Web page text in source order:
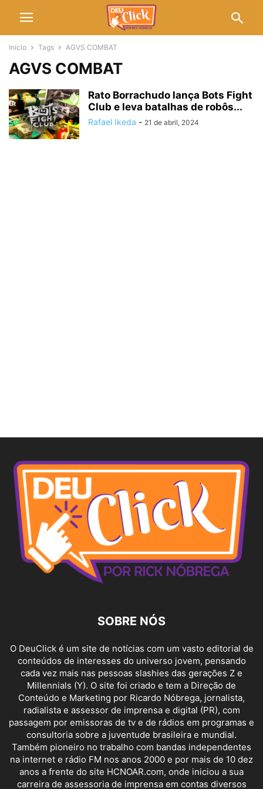
Início Tags AGVS COMBAT
AGVS COMBAT
Rato Borrachudo lança Bots Fight
Club e leva batalhas de robôs...
Rafael Ikeda - 21 de abril, 2024
SOBRE NÓS
O DeuClick é um site de notícias com um vasto editorial de
conteúdos de interesses do universo jovem, pensando
cada vez mais nas pessoas slashies das gerações Z e
Millennials (Y). O site foi criado e tem a Direção de
Conteúdo e Marketing por Ricardo Nóbrega, jornalista,
radialista e assessor de imprensa e digital (PR), com
passagem por emissoras de tv e de rádios em programas e
consultoria sobre a juventude brasileira e mundial.
Também pioneiro no trabalho com bandas independentes
na internet e rádio FM nos anos 2000 e por mais de 10 dez
anos a frente do site HCNOAR.com, onde iniciou a sua
carreira de assessoria de imprensa em contas diversos